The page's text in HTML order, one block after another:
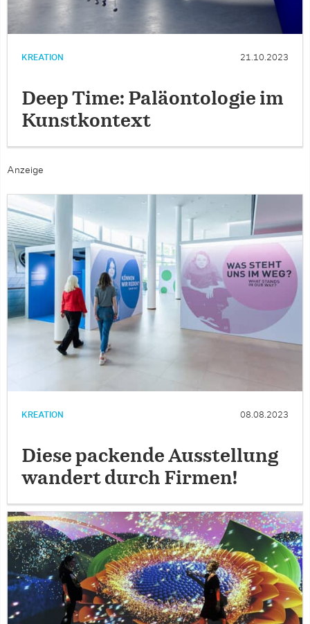
KREATION 21.10.2023
Deep Time: Paläontologie im
Kunstkontext
Anzeige
KREATION 08.08.2023
Diese packende Ausstellung
wandert durch Firmen!